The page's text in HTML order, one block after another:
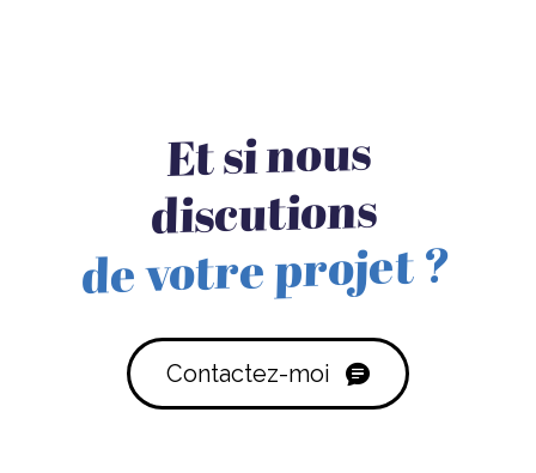
Et si nous
discutions
de votre projet ?
Contactez-moi